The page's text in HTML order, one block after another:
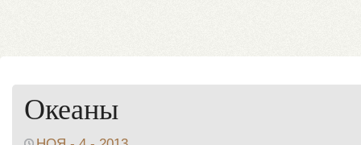
Океаны